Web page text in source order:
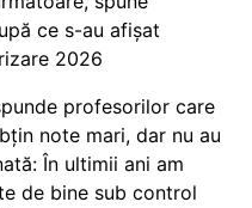
ce s-au afișat
2026
profesorilor care
note mari, dar nu au
În ultimii ani am
de bine sub control